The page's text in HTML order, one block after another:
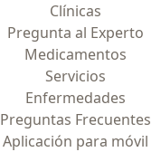
Clínicas
Pregunta al Experto
Medicamentos
Servicios
Enfermedades
Preguntas Frecuentes
Aplicación para móvil